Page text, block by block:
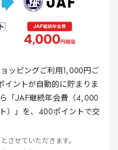
ッピングご利用 1,000円ご
イントが自動的に貯まりま
「 JAF継続年会費（4,000
）」を、 400ポイントで交
させていただきます。